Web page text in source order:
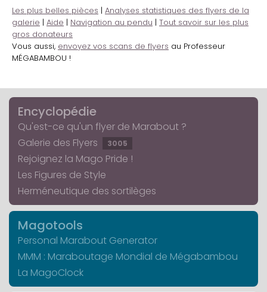
Les plus belles pièces | Analyses statistiques des flyers de la
galerie | Aide | Navigation au pendu | Tout savoir sur les plus
gros donateurs
Vous aussi, envoyez vos scans de flyers au Professeur
MÉGABAMBOU !
Encyclopédie
Qu'est-ce qu'un flyer de Marabout ?
Galerie des Flyers
3005
Rejoignez la Mago Pride !
Les Figures de Style
Herméneutique des sortilèges
Magotools
Personal Marabout Generator
MMM : Maraboutage Mondial de Mégabambou
La MagoClock